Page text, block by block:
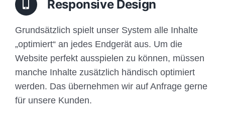
Responsive Design
Grundsätzlich spielt unser System alle Inhalte
„optimiert“ an jedes Endgerät aus. Um die
Website perfekt ausspielen zu können, müssen
manche Inhalte zusätzlich händisch optimiert
werden. Das übernehmen wir auf Anfrage gerne
für unsere Kunden.